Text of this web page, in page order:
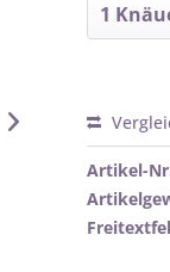
Artikel-